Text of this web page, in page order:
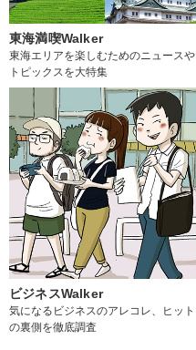
東海満喫Walker
東海エリアを楽しむためのニュースや
トピックスを大特集
ビジネスWalker
気になるビジネスのアレコレ、ヒット
の裏側を徹底調査